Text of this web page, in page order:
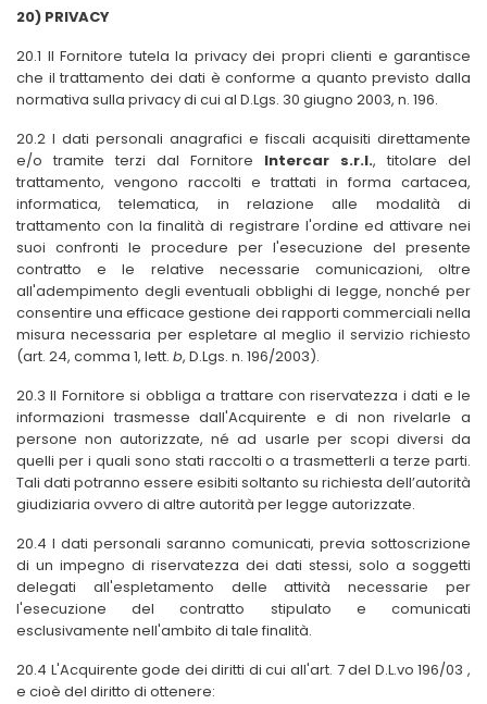
20) PRIVACY
20.1 Il Fornitore tutela la privacy dei propri clienti e garantisce
che il trattamento dei dati è conforme a quanto previsto dalla
normativa sulla privacy di cui al D.Lgs. 30 giugno 2003, n. 196.
20.2 I dati personali anagrafici e fiscali acquisiti direttamente
e/o tramite terzi dal Fornitore Intercar s.r.l., titolare del
trattamento, vengono raccolti e trattati in forma cartacea,
informatica, telematica, in relazione alle modalità di
trattamentocon la finalità di registrare l'ordine ed attivare nei
suoi confronti le procedure per l'esecuzione del presente
contratto e le relative necessarie comunicazioni, oltre
all'adempimento degli eventuali obblighi di legge, nonché per
consentire una efficace gestione dei rapporti commerciali nella
misura necessaria per espletare al meglio il servizio richiesto
(art. 24, comma 1, lett. b, D.Lgs. n. 196/2003).
20.3 Il Fornitore si obbliga a trattare con riservatezza i dati e le
informazioni trasmesse dall'Acquirente e di non rivelarle a
persone non autorizzate, né ad usarle per scopi diversi da
quelli per i quali sono stati raccolti o a trasmetterli a terze parti.
Tali dati potranno essere esibiti soltanto su richiesta dell’autorità
giudiziaria ovvero di altre autorità per legge autorizzate.
20.4 I dati personali saranno comunicati, previa sottoscrizione
di un impegno di riservatezza dei dati stessi, solo a soggetti
delegati all'espletamento delle attività necessarie per
l'esecuzione del contratto stipulato e comunicati
esclusivamente nell'ambito di tale finalità.
20.4 L'Acquirente gode dei diritti di cui all'art. 7 del D.L.vo 196/03 ,
e cioè del diritto di ottenere: